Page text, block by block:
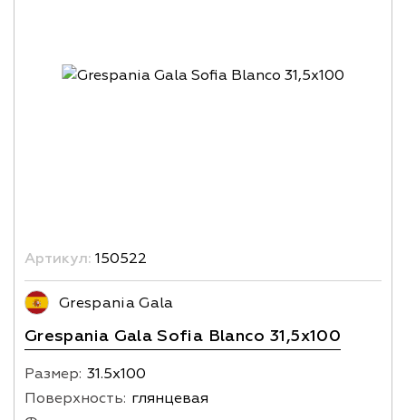
Артикул: 150522
Grespania Gala
Grespania Gala Sofia Blanco 31,5x100
Размер: 31.5х100
Поверхность: глянцевая